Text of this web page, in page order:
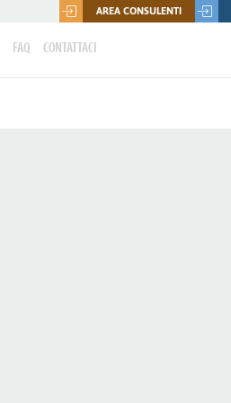
AREA CONSULENTI
FAQ CONTATTACI